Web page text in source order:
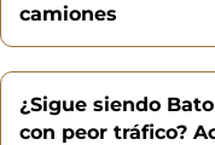
camiones
¿Sigue siendo
con peor tráfico?